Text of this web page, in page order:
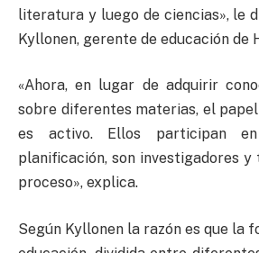
literatura y luego de ciencias», le
Kyllonen, gerente de educación de
«Ahora, en lugar de adquirir
sobre diferentes materias, el
es activo. Ellos participan
planificación, son investigadores y
proceso», explica.
Según Kyllonen la razón es que la